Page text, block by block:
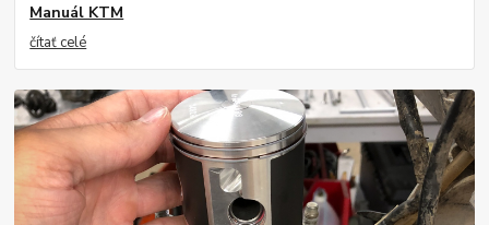
Manuál KTM
čítať celé